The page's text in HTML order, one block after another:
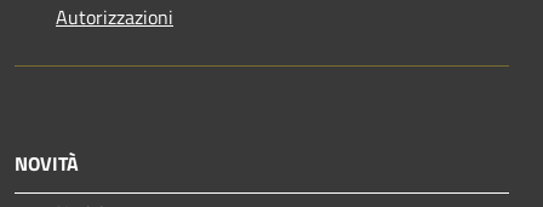
Autorizzazioni
NOVITÀ